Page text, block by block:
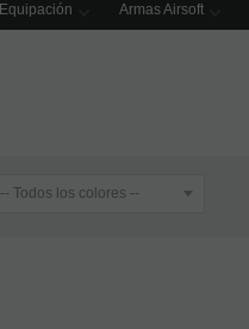
Equipación Armas Airsoft